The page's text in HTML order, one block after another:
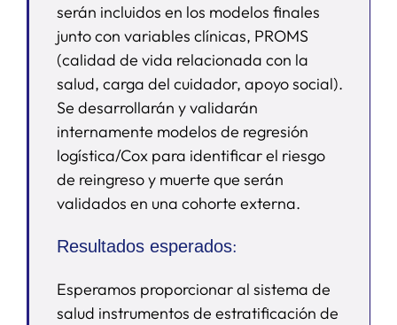
serán incluidos en los modelos finales
junto con variables clínicas, PROMS
(calidad de vida relacionada con la
salud, carga del cuidador, apoyo social).
Se desarrollarán y validarán
internamente modelos de regresión
logística/Cox para identificar el riesgo
de reingreso y muerte que serán
validados en una cohorte externa.
Resultados esperados:
Esperamos proporcionar al sistema de
salud instrumentos de estratificación de